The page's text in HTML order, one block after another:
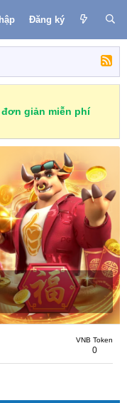
Đăng ký
giản miễn phí
VNB Token
0